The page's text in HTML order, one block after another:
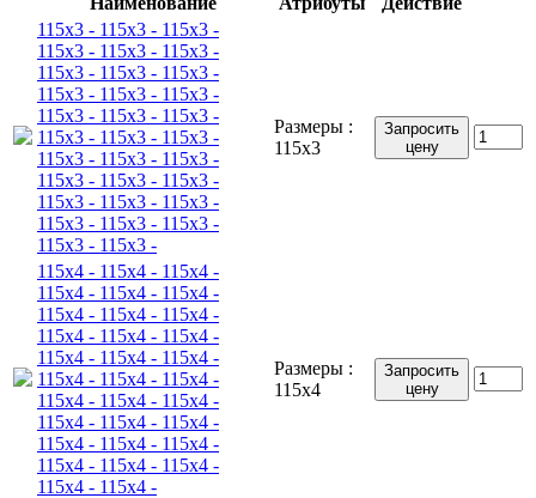
115x3 - 115x3 - 115x3 -
115x3 - 115x3 - 115x3 -
115x3 - 115x3 - 115x3 -
115x3 - 115x3 - 115x3 -
115x3 - 115x3 - 115x3 -
115x3 - 115x3 - 115x3 -
115x3 - 115x3 - 115x3 -
115x3 - 115x3 - 115x3 -
115x3 - 115x3 - 115x3 -
115x3 - 115x3 - 115x3 -
115x3 - 115x3 -
Размеры :
115x3
Запросить
цену
115x4 - 115x4 - 115x4 -
115x4 - 115x4 - 115x4 -
115x4 - 115x4 - 115x4 -
115x4 - 115x4 - 115x4 -
115x4 - 115x4 - 115x4 -
115x4 - 115x4 - 115x4 -
115x4 - 115x4 - 115x4 -
115x4 - 115x4 - 115x4 -
115x4 - 115x4 - 115x4 -
115x4 - 115x4 - 115x4 -
115x4 - 115x4 -
Размеры :
115x4
Запросить
цену